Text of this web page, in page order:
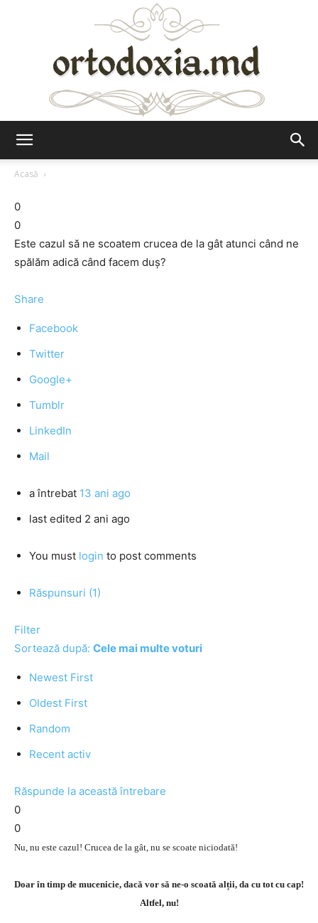
Acasă
0
0
Este cazul să ne scoatem crucea de la gât atunci când ne
spălăm adică când facem duș?
Share
Facebook
Twitter
Google+
Tumblr
LinkedIn
Mail
a întrebat 13 ani ago
last edited 2 ani ago
You must login to post comments
Răspunsuri (1)
Filter
Sortează după: Cele mai multe voturi
Newest First
Oldest First
Random
Recent activ
Răspunde la această întrebare
0
0
Nu, nu este cazul! Crucea de la gât, nu se scoate niciodată!
Doar în timp de mucenicie, dacă vor să ne-o scoată alții, da cu tot cu cap!
Altfel, nu!